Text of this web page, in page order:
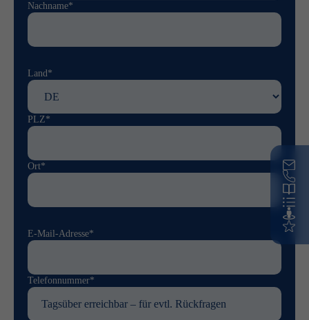
Nachname*
Land*
PLZ*
Ort*
E-Mail-Adresse*
Telefonnummer*